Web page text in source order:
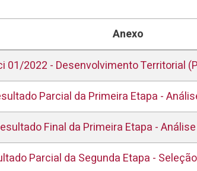
Anexo
01/2022 - Desenvolvimento Territorial
Parcial da Primeira Etapa -
Final da Primeira Etapa -
Parcial da Segunda Etapa -